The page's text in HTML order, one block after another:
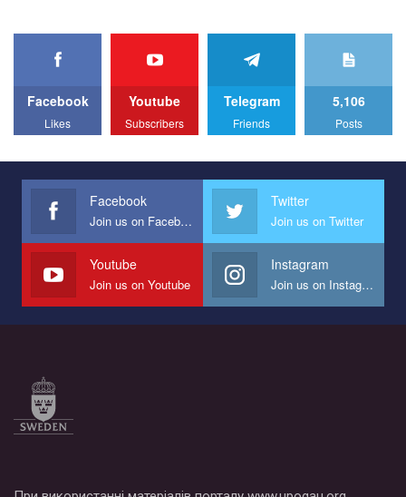
We appeal to your support and ask to help us implement our plan
All you have to do is to press "Like" below the video.
Эмоционально сильный ролик от команды "Гей-альянс
представляющий программу развития организации.
Мы просим вас поддержать нас и помочь нам реализовать
наш план по борьбе с насилием и дискриминацией на почве
СОГИ в Украине.
Все, что вам нужно сделать - это зайти на наш канал YouTube
Facebook
Likes
Youtube
Subscribers
Telegram
Friends
5,106
Posts
Facebook
Join us on Facebook
Twitter
Join us on Twitter
Youtube
Join us on Youtube
Instagram
Join us on Instagram